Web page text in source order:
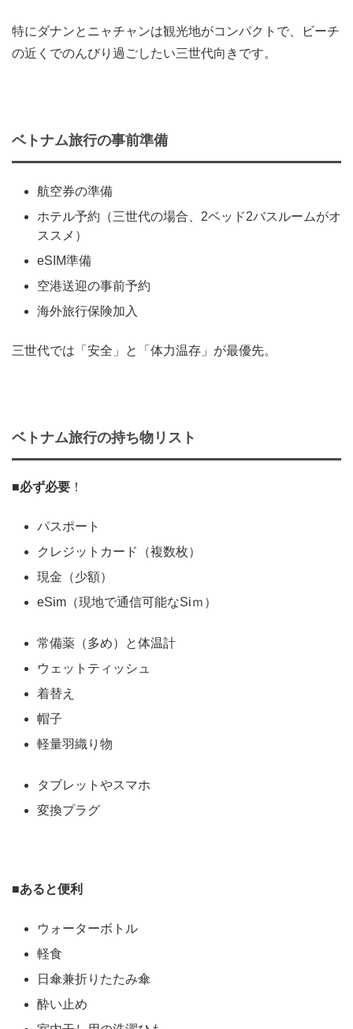
特にダナンとニャチャンは観光地がコンパクトで、ビーチ
の近くでのんびり過ごしたい三世代向きです。
ベトナム旅行の事前準備
航空券の準備
ホテル予約（三世代の場合、2ベッド2バスルームがオ
ススメ）
eSIM準備
空港送迎の事前予約
海外旅行保険加入
三世代では「安全」と「体力温存」が最優先。
ベトナム旅行の持ち物リスト
■必ず必要 ！
パスポート
クレジットカード（複数枚）
現金（少額）
eSim（現地で通信可能なSiｍ）
常備薬（多め）と体温計
ウェットティッシュ
着替え
帽子
軽量羽織り物
タブレットやスマホ
変換プラグ
■あると便利
ウォーターボトル
軽食
日傘兼折りたたみ傘
酔い止め